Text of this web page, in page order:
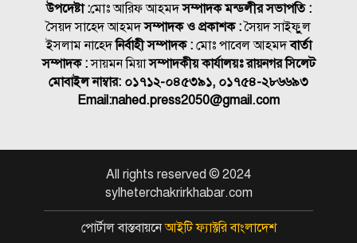
রাষ্ট্রপতি নির্বাচন ২০ আগস্ট, ভোট
হবে সংসদে
১৮নং ওয়ার্ড বিএনপির উদ্যোগে
মতবিনিময় ও উন্মুক্ত আলোচনা
সিলেট’ সাইনেজ কেন?
সিলেট মহানগর বিএনপির
সভাপতির দায়িত্বে ফিরলেন নাসিম
উপদেষ্টা :মোঃ আরিফ আহমদসম্পাদক মন্ডলীর সভাপতি :
সৈয়দ সাহেদ আহমদসম্পাদক ও প্রকাশক :সৈয়দ সাইফুুল
ইসলাম নাহেদনির্বাহী সম্পাদক :মোঃ পাবেল আহমদবার্তা
সম্পাদক :সায়মন মিয়াসম্পাদকীয় কার্যালয়ঃ রায়নগর সিলেট
মোবাইল নাম্বার: ০১৭১২-০৪৫৩৯১, ০১৭৫৪-২৮৬৬৯৩
Email:nahed.press2050@gmail.com
All rights reserved © 2024
sylheterchakrirkhabar.com
পোর্টাল বাস্তবায়নেআইটি ফ্যাক্টরি বাংলাদেশ